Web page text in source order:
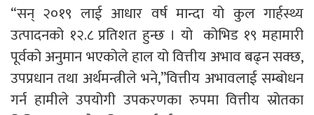
“सन् २०१९ लाई आधार वर्ष मान्दा यो कुल गार्हस्थ्य
उत्पादनको १२.८ प्रतिशत हुन्छ । यो कोभिड १९ महामारी
पूर्वको अनुमान भएकोले हाल यो वित्तीय अभाव बढ्न सक्छ,
उपप्रधान तथा अर्थमन्त्रीले भने,”वित्तीय अभावलाई सम्बोधन
गर्न हामीले उपयोगी उपकरणका रुपमा वित्तीय स्रोतका